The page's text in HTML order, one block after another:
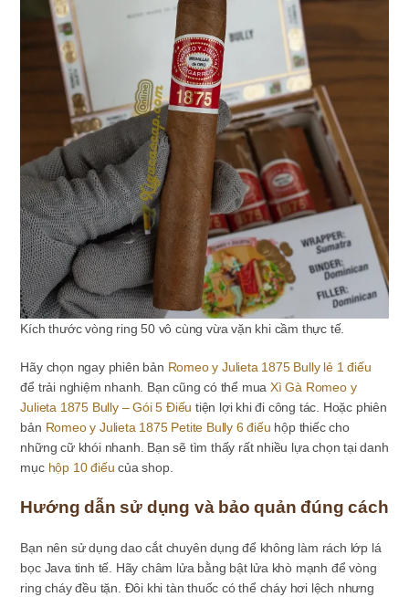
Kích thước vòng ring 50 vô cùng vừa vặn khi cầm thực tế.
Hãy chọn ngay phiên bản Romeo y Julieta 1875 Bully lẻ 1 điếu
để trải nghiệm nhanh. Bạn cũng có thể muaXì Gà Romeo y
Julieta 1875 Bully – Gói 5 Điếu tiện lợi khi đi công tác. Hoặc phiên
bản Romeo y Julieta 1875 Petite Bully 6 điếu hộp thiếc cho
những cữ khói nhanh. Bạn sẽ tìm thấy rất nhiều lựa chọn tại danh
mục hộp 10 điếu của shop.
Hướng dẫn sử dụng và bảo quản đúng cách
Bạn nên sử dụng dao cắt chuyên dụng để không làm rách lớp lá
bọc Java tinh tế. Hãy châm lửa bằng bật lửa khò mạnh để vòng
ring cháy đều tặn. Đôi khi tàn thuốc có thể cháy hơi lệch nhưng